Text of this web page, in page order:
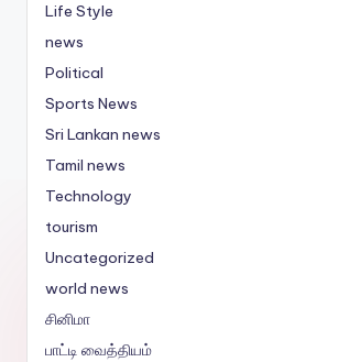
Life Style
news
Political
Sports News
Sri Lankan news
Tamil news
Technology
tourism
Uncategorized
world news
சினிமா
பாட்டி வைத்தியம்